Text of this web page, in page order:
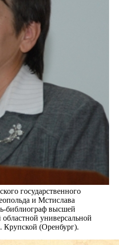
государственного
и Мстислава
библиограф высшей
универсальной
(Оренбург).